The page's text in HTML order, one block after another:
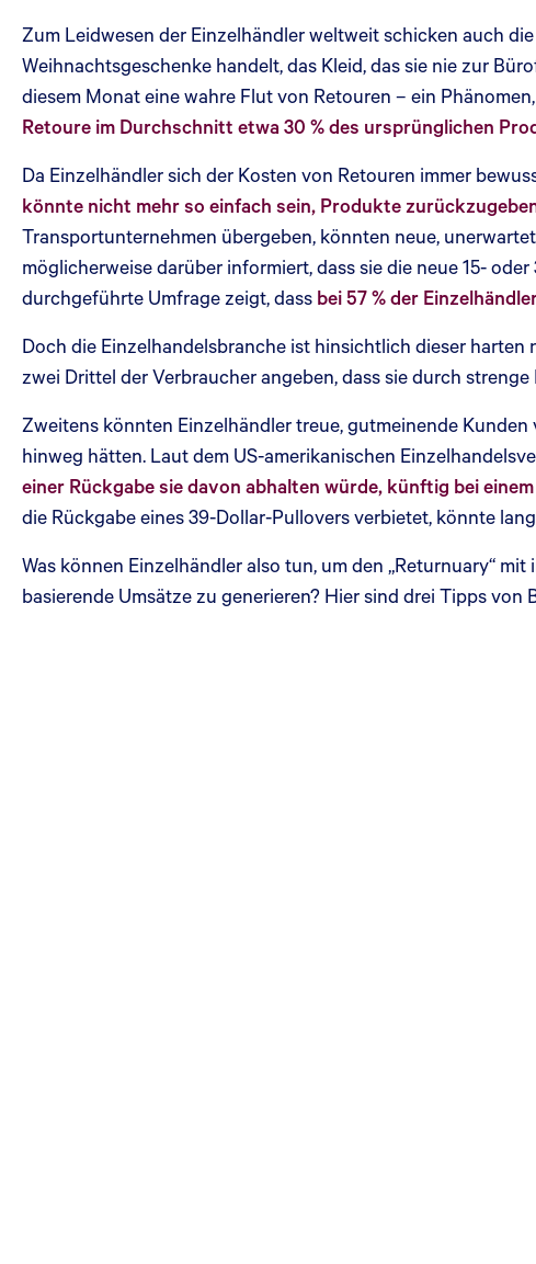
Zum Leidwesen der Einzelhändler weltweit schicken auch
Weihnachtsgeschenke handelt, das Kleid, das sie nie zur
diesem Monat eine wahre Flut von Retouren – ein
Retoure im Durchschnitt etwa 30 % des ursprünglichen
Da Einzelhändler sich der Kosten von Retouren immer
könnte nicht mehr so einfach sein, Produkte
Transportunternehmen übergeben, könnten neue,
möglicherweise darüber informiert, dass sie die neue 15-
durchgeführte Umfrage zeigt, dass bei 57 % der
Doch die Einzelhandelsbranche ist hinsichtlich dieser
zwei Drittel der Verbraucher angeben, dass sie durch
Zweitens könnten Einzelhändler treue, gutmeinende
hinweg hätten. Laut dem US-amerikanischen
einer Rückgabe sie davon abhalten würde, künftig bei
die Rückgabe eines 39-Dollar-Pullovers verbietet, könnte
Was können Einzelhändler also tun, um den „Returnuary“
basierende Umsätze zu generieren? Hier sind drei Tipps von